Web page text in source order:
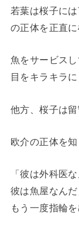
若葉は桜子に
の正体を正直に
魚をサービス
目をキラキラ
他方、桜子は
欧介の正体を
「彼は外科医
彼は魚屋なん
もう一度指輪を